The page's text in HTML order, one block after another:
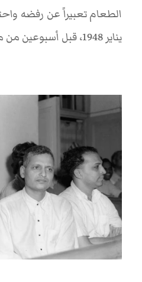
يناير 1948، قبل أسبوعين من مقتله.